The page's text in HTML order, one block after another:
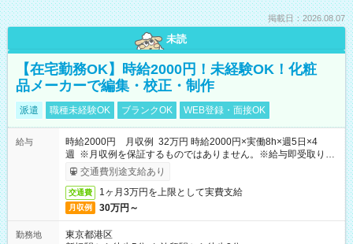
掲載日：2026.08.07
未読
【在宅勤務OK】時給2000円！未経験OK！化粧
品メーカーで編集・校正・制作
派遣 職種未経験OK ブランクOK WEB登録・面接OK
給与
時給2000円 月収例 32万円 時給2000円×実働8h×週5日×4
週 ※月収例を保証するものではありません。※給与即受取りサ
ービス利用可（利用条件有）
交通費別途支給あり
交通費 1ヶ月3万円を上限として実費支給
月収例 30万円～
勤務地
東京都港区